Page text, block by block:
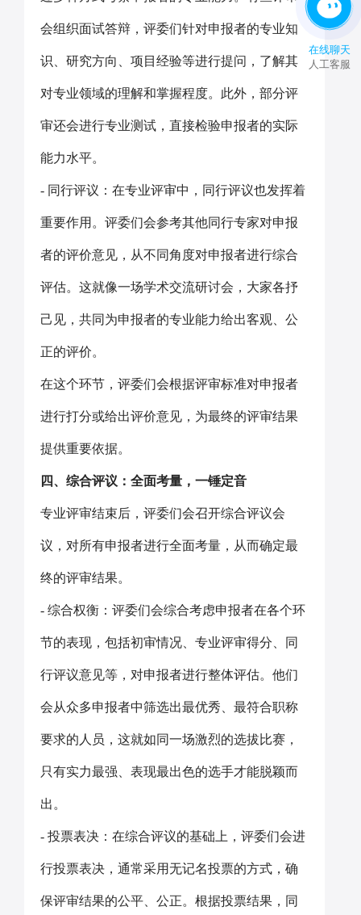
会组织面试答辩，评委们针对申报者的专业知
识、研究方向、项目经验等进行提问，了解其
对专业领域的理解和掌握程度。此外，部分评
审还会进行专业测试，直接检验申报者的实际
能力水平。
- 同行评议：在专业评审中，同行评议也发挥着
重要作用。评委们会参考其他同行专家对申报
者的评价意见，从不同角度对申报者进行综合
评估。这就像一场学术交流研讨会，大家各抒
己见，共同为申报者的专业能力给出客观、公
正的评价。
在这个环节，评委们会根据评审标准对申报者
进行打分或给出评价意见，为最终的评审结果
提供重要依据。
四、综合评议：全面考量，一锤定音
专业评审结束后，评委们会召开综合评议会
议，对所有申报者进行全面考量，从而确定最
终的评审结果。
- 综合权衡：评委们会综合考虑申报者在各个环
节的表现，包括初审情况、专业评审得分、同
行评议意见等，对申报者进行整体评估。他们
会从众多申报者中筛选出最优秀、最符合职称
要求的人员，这就如同一场激烈的选拔比赛，
只有实力最强、表现最出色的选手才能脱颖而
出。
- 投票表决：在综合评议的基础上，评委们会进
行投票表决，通常采用无记名投票的方式，确
保评审结果的公平、公正。根据投票结果，同
在线聊天
人工客服